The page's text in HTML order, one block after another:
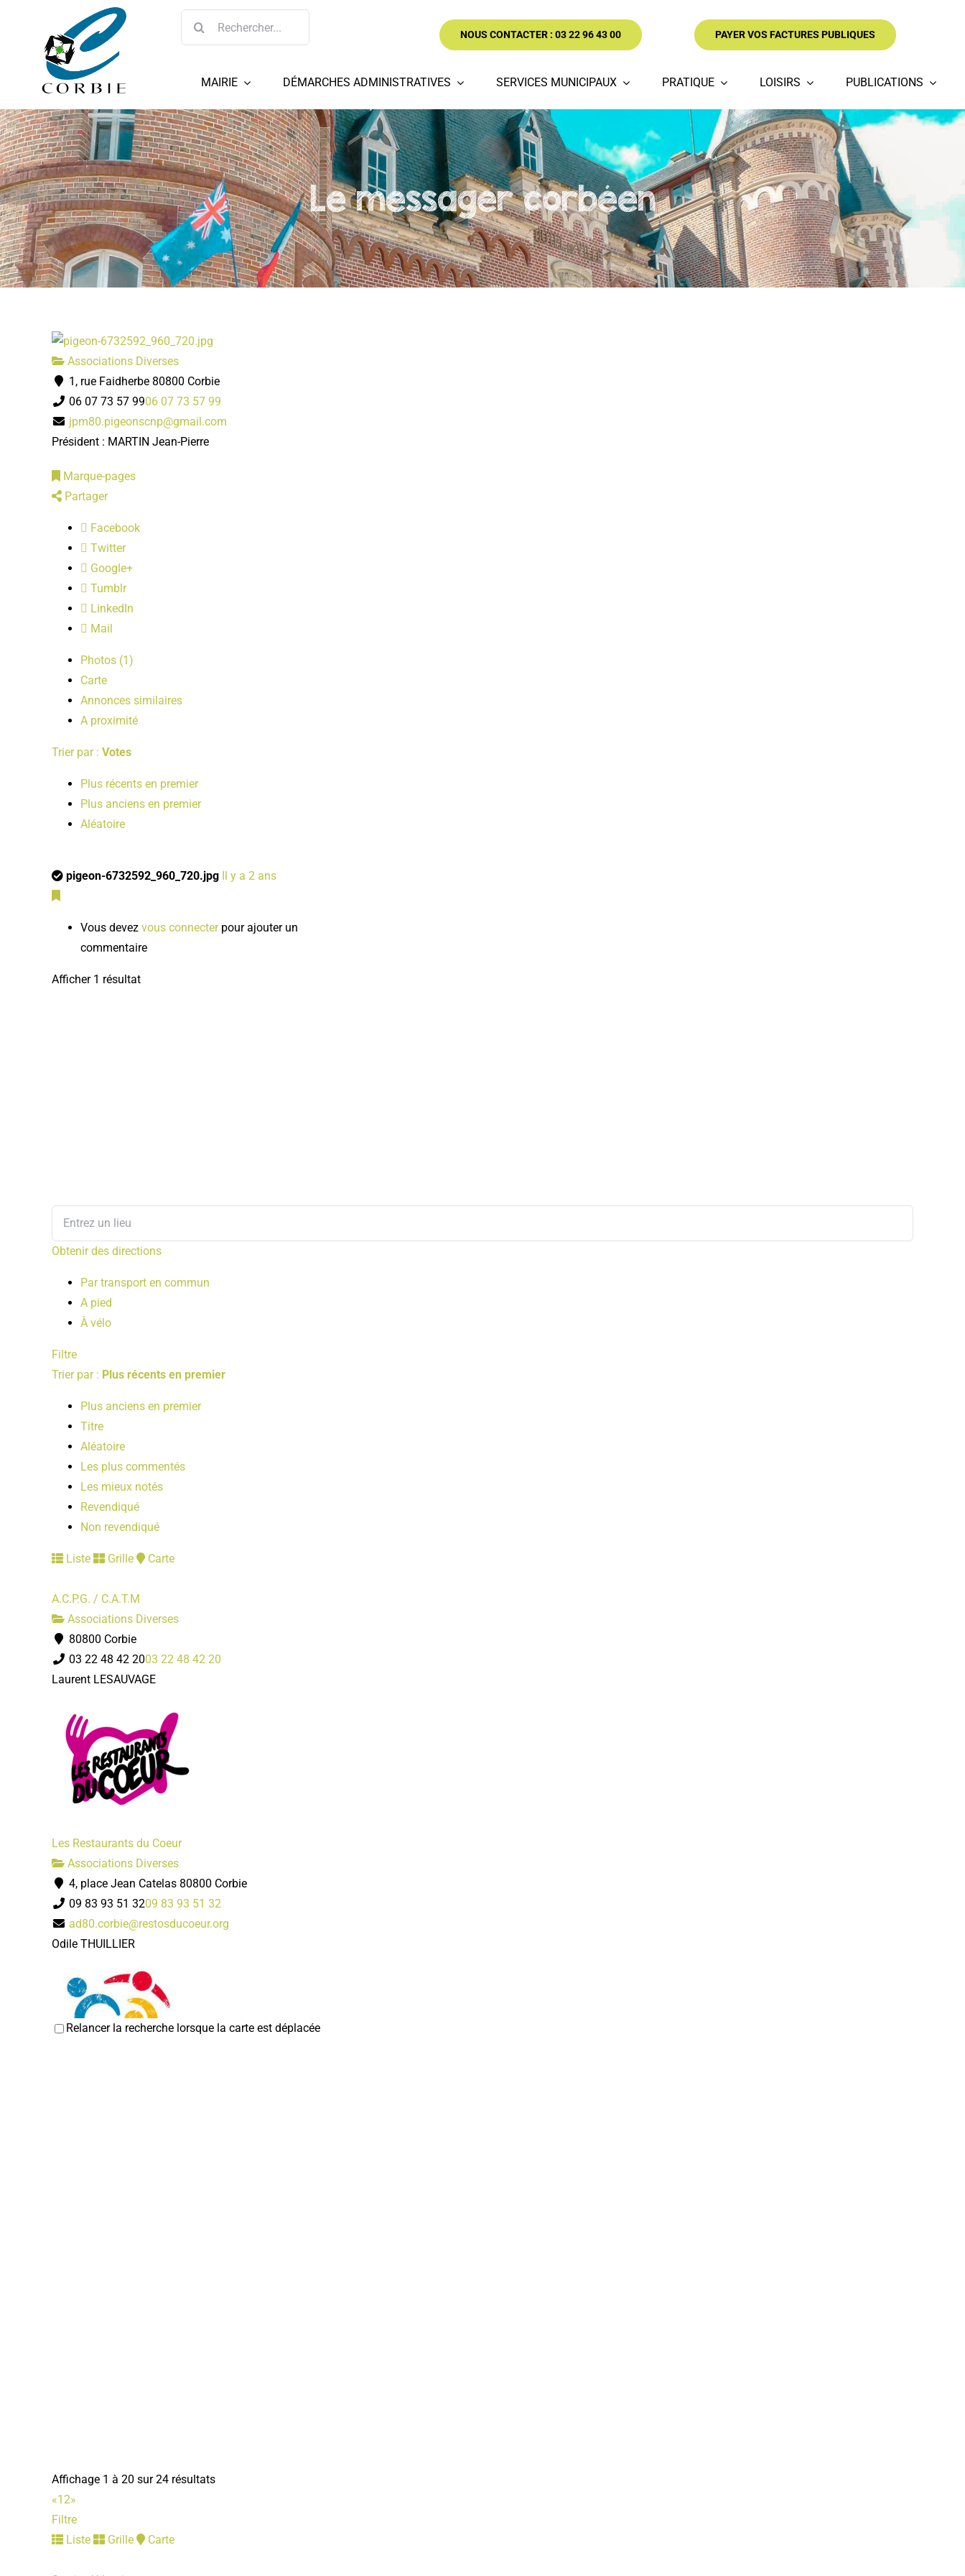
Rechercher:
NOUS CONTACTER : 03 22 96 43 00 PAYER VOS FACTURES PUBLIQUES
MAIRIE DÉMARCHES ADMINISTRATIVES SERVICES MUNICIPAUX PRATIQUE LOISIRS PUBLICATIONS
Le messager corbéen
Associations Diverses
1, rue Faidherbe 80800 Corbie
06 07 73 57 9906 07 73 57 99
jpm80.pigeonscnp@gmail.com
Président : MARTIN Jean-Pierre
Marque-pages
Partager
Facebook
Twitter
Google+
Tumblr
LinkedIn
Mail
Photos (1)
Carte
Annonces similaires
A proximité
Trier par : Votes
Plus récents en premier
Plus anciens en premier
Aléatoire
pigeon-6732592_960_720.jpg Il y a 2 ans
Vous devez vous connecterpour ajouter un
commentaire
Afficher 1 résultat
Obtenir des directions
Par transport en commun
A pied
À vélo
Filtre
Trier par : Plus récents en premier
Plus anciens en premier
Titre
Aléatoire
Les plus commentés
Les mieux notés
Revendiqué
Non revendiqué
Liste Grille Carte
A.C.P.G. / C.A.T.M
Associations Diverses
80800 Corbie
03 22 48 42 2003 22 48 42 20
Laurent LESAUVAGE
Les Restaurants du Coeur
Associations Diverses
4, place Jean Catelas 80800 Corbie
09 83 93 51 3209 83 93 51 32
ad80.corbie@restosducoeur.org
Odile THUILLIER
Relancer la recherche lorsque la carte est déplacée
Affichage 1 à 20 sur 24 résultats
«12»
Filtre
Liste
Grille Carte